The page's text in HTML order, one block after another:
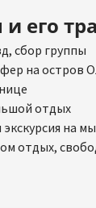
и его
сбор группы
на остров
отдых
экскурсия на
отдых,